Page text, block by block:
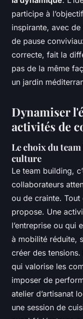
participe à
inspirante, avec
de pause
correcte, fait la
pas de la même
un jardin
Dynamiser
activités de
Le choix du
culture
Le team building,
collaborateurs
ou de crainte. Tout
propose. Une
l’entreprise ou qui
à mobilité réduite,
créer des tensions.
qui valorise les
imposer de
atelier d’artisanat
une session de